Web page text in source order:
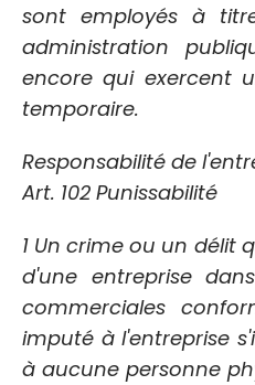
sont employés à
administration
encore qui exercent
temporaire.
Responsabilité de
Art. 102 Punissabilité
1 Un crime ou un délit
d'une entreprise
commerciales
imputé à l'entreprise
à aucune personne